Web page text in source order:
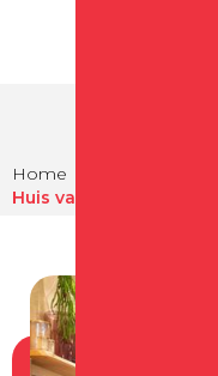
Home
Huis van Schagen